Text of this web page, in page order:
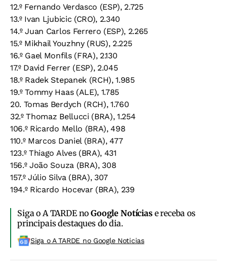
12.º Fernando Verdasco (ESP), 2.725
13.º Ivan Ljubicic (CRO), 2.340
14.º Juan Carlos Ferrero (ESP), 2.265
15.º Mikhail Youzhny (RUS), 2.225
16.º Gael Monfils (FRA), 2.130
17.º David Ferrer (ESP), 2.045
18.º Radek Stepanek (RCH), 1.985
19.º Tommy Haas (ALE), 1.785
20. Tomas Berdych (RCH), 1.760
32.º Thomaz Bellucci (BRA), 1.254
106.º Ricardo Mello (BRA), 498
110.º Marcos Daniel (BRA), 477
123.º Thiago Alves (BRA), 431
156.º João Souza (BRA), 308
157.º Júlio Silva (BRA), 307
194.º Ricardo Hocevar (BRA), 239
Siga o A TARDE noGoogle Notíciase receba os
principais destaques do dia.
Siga o A TARDE no Google Noticias